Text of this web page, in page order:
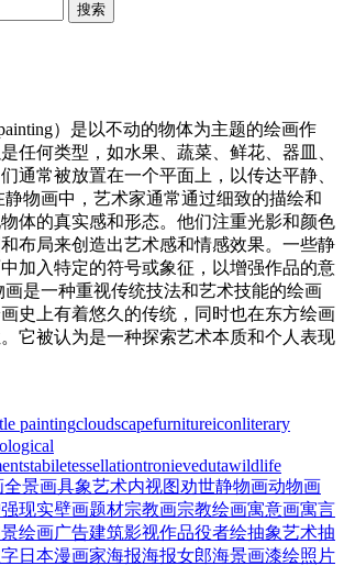
搜索
）是以不动的物体为主题的绘画作
任何类型，如水果、蔬菜、鲜花、器皿、
通常被放置在一个平面上，以传达平静、
物画中，艺术家通常通过细致的描绘和
体的真实感和形态。他们注重光影和颜色
布局来创造出艺术感和情感效果。一些静
加入特定的符号或象征，以增强作品的意
画是一种重视传统技法和艺术技能的绘画
史上有着悠久的传统，同时也在东方绘画
它被认为是一种探索艺术本质和个人表现
paintingcloudscapefurnitureiconliterary
stabiletessellationtronievedutawildlife
全景画具象艺术内视图劝世静物画动物画
现实壁画题材宗教画宗教绘画寓意画寓言
绘画广告建筑影视作品役者绘抽象艺术抽
日本漫画家海报海报女郎海景画漆绘照片